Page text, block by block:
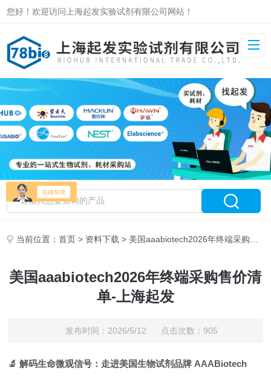
您好！欢迎访问上海起发实验试剂有限公司网站！
当前位置：首页 > 资料下载 > 美国aaabiotech2026年终端采购售价清单-上海起发
美国aaabiotech2026年终端采购售价清
单-上海起发
发布时间：2026/5/12 点击次数：905
🔬 解码生命微观信号：走进美国生物试剂品牌 AAABiotech